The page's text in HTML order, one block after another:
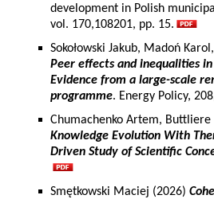
development in Polish
vol. 170,108201, pp. 15.
Sokołowski Jakub, Madoń
Peer effects and inequalities
Evidence from a large-scale
programme. Energy Policy,
Chumachenko Artem,
Knowledge Evolution With
Driven Study of Scientific
Smętkowski Maciej (2026)